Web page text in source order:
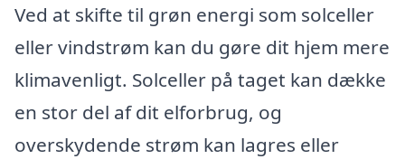
Ved at skifte til grøn energi som solceller
eller vindstrøm kan du gøre dit hjem mere
klimavenligt. Solceller på taget kan dække
en stor del af dit elforbrug, og
overskydende strøm kan lagres eller